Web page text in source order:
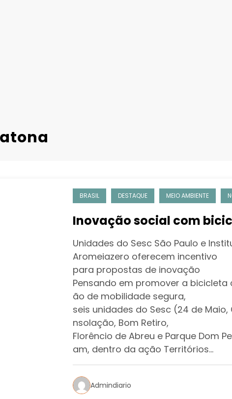
BRASIL DESTAQUE MEIO AMBIENTE
Inovação social com
Unidades do Sesc São Paulo e
Aromeiazero oferecem incentivo
para propostas de inovação
Pensando em promover a bicicleta
ão de mobilidade segura,
seis unidades do Sesc (24 de Maio,
nsolação, Bom Retiro,
Florêncio de Abreu e Parque Dom
am, dentro da ação Territórios…
Admindiario